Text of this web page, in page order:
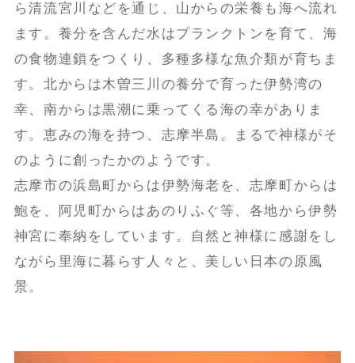
ら清流宮川などを通じ、山からの栄養も海へ流れ
ます。養分を含んだ水はプランクトンを育て、海
の食物連鎖をつくり、多種多様な魚介類が育ちま
す。北からは木曽三川の養分で育った伊勢湾の
幸、南からは黒潮に乗ってくる海の幸がありま
す。恵みの海を持つ、志摩半島。まるで神様がそ
のように創ったかのようです。
志摩市の浜島町からは伊勢海老を、志摩町からは
鮑を、阿児町からはあのりふぐ等、各地から伊勢
神宮に奉納をしています。自然と神様に感謝をし
ながら里海に暮らす人々と、美しい日本の原風
景。